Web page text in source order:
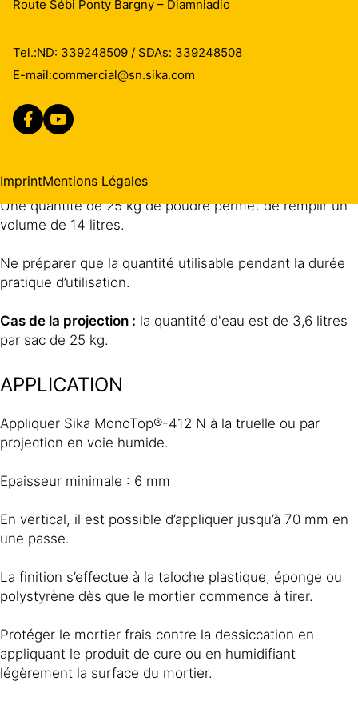
propre à large ouverture.
commençant à mélanger.
Une quantité de 25 kg de poudre permet de remplir un
volume de 14 litres.
Ne préparer que la quantité utilisable pendant la durée
pratique d’utilisation.
Cas de la projection : la quantité d'eau est de 3,6 litres
par sac de 25 kg.
APPLICATION
Appliquer Sika MonoTop®-412 N à la truelle ou par
projection en voie humide.
Epaisseur minimale : 6 mm
En vertical, il est possible d’appliquer jusqu’à 70 mm en
une passe.
La finition s’effectue à la taloche plastique, éponge ou
polystyrène dès que le mortier commence à tirer.
Protéger le mortier frais contre la dessiccation en
appliquant le produit de cure ou en humidifiant
légèrement la surface du mortier.
Route Sébi Ponty Bargny – Diamniadio
Tel.:ND: 339248509 / SDAs: 339248508
E-mail:commercial@sn.sika.com
ImprintMentions Légales